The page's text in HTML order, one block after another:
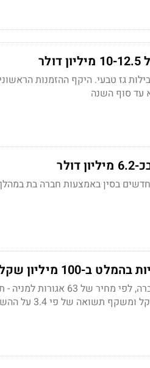
זרימה לעד 25 אוניות שמובילות גז טבעי. היקף ההזמנות
עד סוף השנה
קרן ההשקעות הגדולה בישראל מימשה 11% ממניות החברה,